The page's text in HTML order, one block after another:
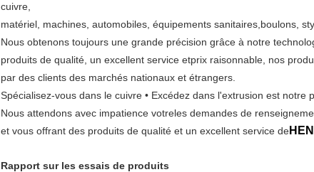
cuivre,
matériel, machines, automobiles, équipements sanitaires, boulons,
Nous obtenons toujours une grande précision grâce à notre
produits de qualité, un excellent service etprix raisonnable, nos
par des clients des marchés nationaux et étrangers.
Spécialisez-vous dans le cuivre • Excédez dans l'extrusion est notre
Nous attendons avec impatience votreles demandes de
et vous offrant des produits de qualité et un excellent service de
Rapport sur les essais de produits